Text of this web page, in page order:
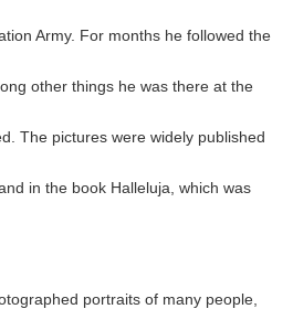
Army. For months he followed the
other things he was there at the
The pictures were widely published
in the book Halleluja, which was
portraits of many people,